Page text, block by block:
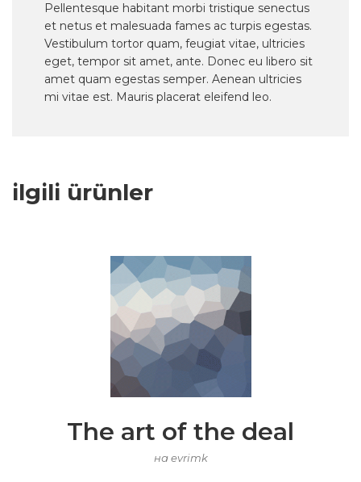
Pellentesque habitant morbi tristique senectus
et netus et malesuada fames ac turpis egestas.
Vestibulum tortor quam, feugiat vitae, ultricies
eget, tempor sit amet, ante. Donec eu libero sit
amet quam egestas semper. Aenean ultricies
mi vitae est. Mauris placerat eleifend leo.
ilgili ürünler
The art of the deal
на evrimk